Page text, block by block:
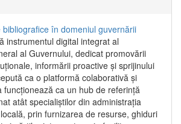
în domeniul guvernării
instrumentul digital integrat al
al Guvernului, dedicat promovării
informării proactive și sprijinului
ca o platformă colaborativă și
funcționează ca un hub de referință
atât specialiștilor din administrația
prin furnizarea de resurse, ghiduri